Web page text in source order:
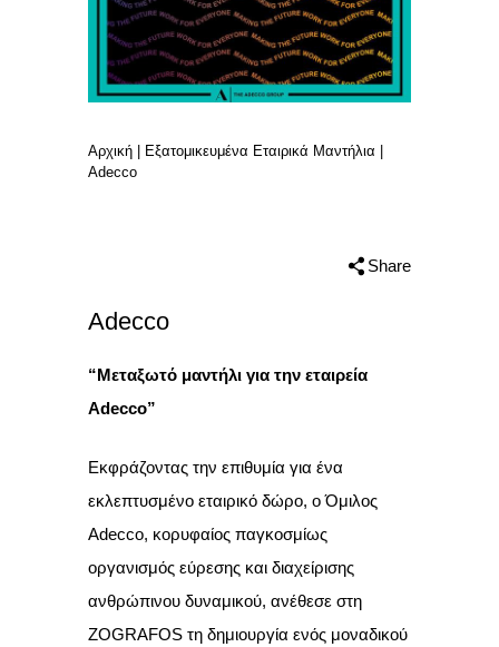
Αρχική Εξατομικευμένα Εταιρικά Μαντήλια
Adecco
Adecco
Share
“Μεταξωτό μαντήλι για την εταιρεία
Adecco”
Εκφράζοντας την επιθυμία για ένα
εκλεπτυσμένο εταιρικό δώρο, ο Όμιλος
Adecco, κορυφαίος παγκοσμίως
οργανισμός εύρεσης και διαχείρισης
ανθρώπινου δυναμικού, ανέθεσε στη
ZOGRAFOS τη δημιουργία ενός μοναδικού